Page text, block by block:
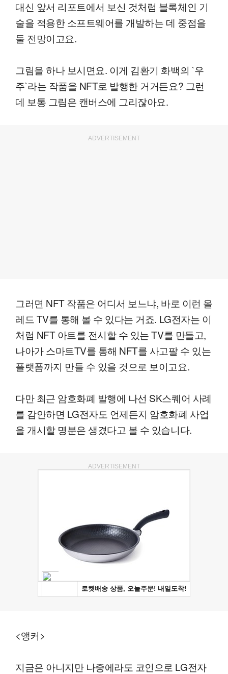
대신 앞서 리포트에서 보신 것처럼 블록체인 기
술을 적용한 소프트웨어를 개발하는 데 중점을
둘 전망이고요.
그림을 하나 보시면요. 이게 김환기 화백의 `우
주`라는 작품을 NFT로 발행한 거거든요? 그런
데 보통 그림은 캔버스에 그리잖아요.
ADVERTISEMENT
그러면 NFT 작품은 어디서 보느냐, 바로 이런 올
레드 TV를 통해 볼 수 있다는 거죠. LG전자는 이
처럼 NFT 아트를 전시할 수 있는 TV를 만들고,
나아가 스마트TV를 통해 NFT를 사고팔 수 있는
플랫폼까지 만들 수 있을 것으로 보이고요.
다만 최근 암호화폐 발행에 나선 SK스퀘어 사례
를 감안하면 LG전자도 언제든지 암호화폐 사업
을 개시할 명분은 생겼다고 볼 수 있습니다.
ADVERTISEMENT
<앵커>
지금은 아니지만 나중에라도 코인으로 LG전자